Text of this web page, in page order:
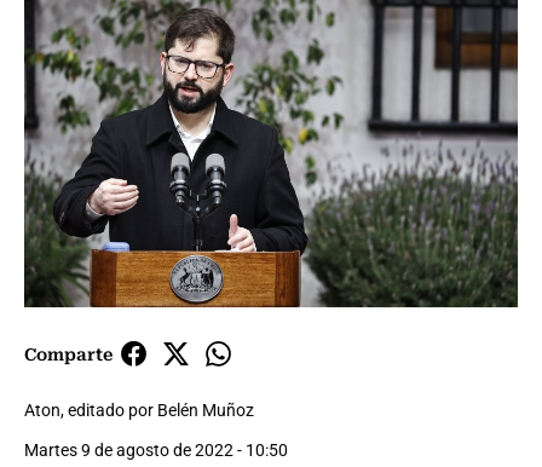
Comparte
Aton, editado por Belén Muñoz
Martes 9 de agosto de 2022 - 10:50